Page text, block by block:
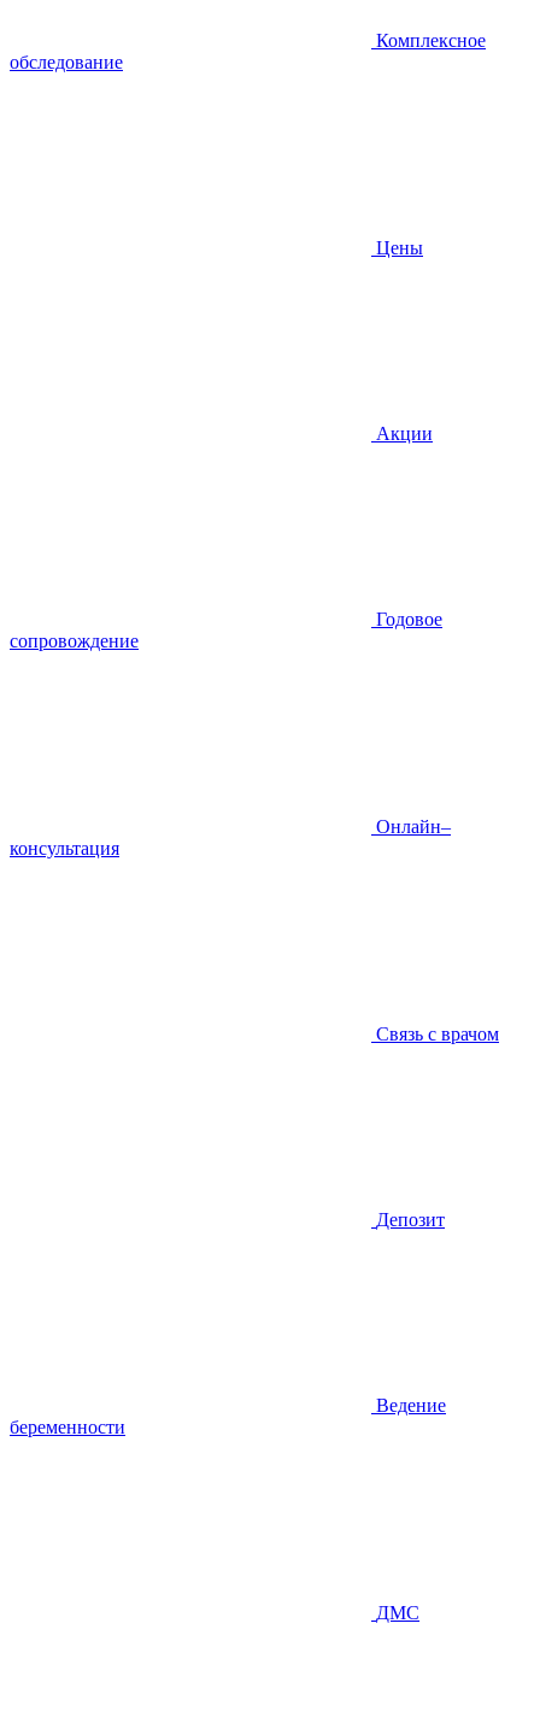
Комплексное
обследование
Цены
Акции
Годовое
сопровождение
Онлайн–
консультация
Связь с врачом
Депозит
Ведение
беременности
ДМС